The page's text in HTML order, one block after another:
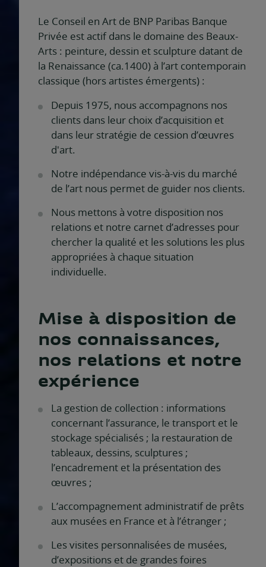
Le Conseil en Art de BNP Paribas Banque
Privée est actif dans le domaine des Beaux-
Arts : peinture, dessin et sculpture datant de
la Renaissance (ca.1400) à l’art contemporain
classique (hors artistes émergents) :
Depuis 1975, nous accompagnons nos
clients dans leur choix d’acquisition et
dans leur stratégie de cession d’œuvres
d'art.
Notre indépendance vis-à-vis du marché
de l’art nous permet de guider nos clients.
Nous mettons à votre disposition nos
relations et notre carnet d’adresses pour
chercher la qualité et les solutions les plus
appropriées à chaque situation
individuelle.
Mise à disposition de
nos connaissances,
nos relations et notre
expérience
La gestion de collection : informations
concernant l’assurance, le transport et le
stockage spécialisés ; la restauration de
tableaux, dessins, sculptures ;
l’encadrement et la présentation des
œuvres ;
L’accompagnement administratif de prêts
aux musées en France et à l’étranger ;
Les visites personnalisées de musées,
d’expositions et de grandes foires